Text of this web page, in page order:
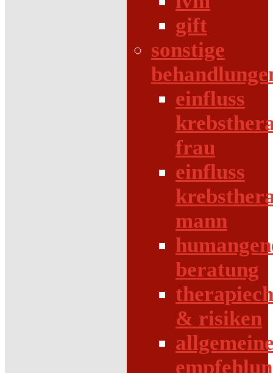
gift
sonstige
einfluss
frau
einfluss
mann
beratung
& risiken